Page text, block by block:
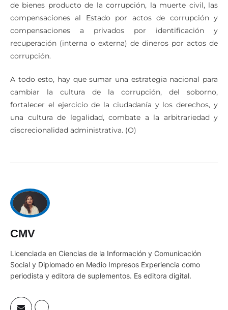
de bienes producto de la corrupción, la muerte civil, las
compensaciones al Estado por actos de corrupción y
compensaciones a privados por identificación y
recuperación (interna o externa) de dineros por actos de
corrupción.
A todo esto, hay que sumar una estrategia nacional para
cambiar la cultura de la corrupción, del soborno,
fortalecer el ejercicio de la ciudadanía y los derechos, y
una cultura de legalidad, combate a la arbitrariedad y
discrecionalidad administrativa. (O)
CMV
Licenciada en Ciencias de la Información y Comunicación
Social y Diplomado en Medio Impresos Experiencia como
periodista y editora de suplementos. Es editora digital.